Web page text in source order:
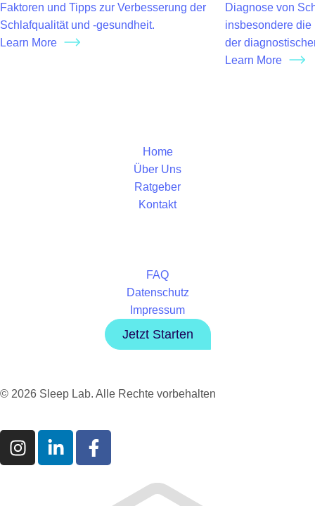
Faktoren und Tipps zur Verbesserung der
Schlafqualität und -gesundheit.
Learn More
Diagnose von
insbesondere
der
Learn More
Home
Über Uns
Ratgeber
Kontakt
FAQ
Datenschutz
Impressum
Jetzt Starten
© 2026 Sleep Lab. Alle Rechte vorbehalten